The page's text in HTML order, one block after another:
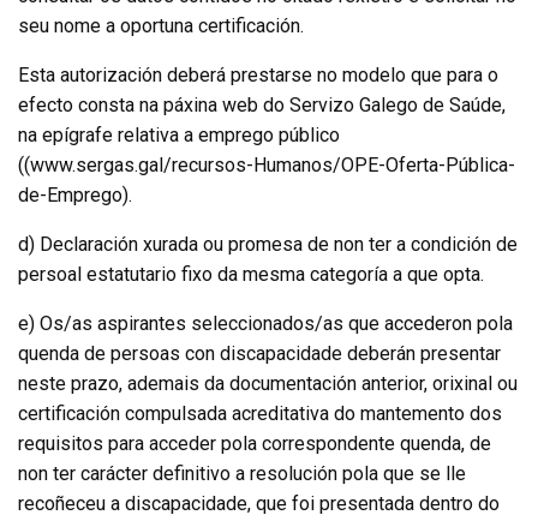
seu nome a oportuna certificación.
Esta autorización deberá prestarse no modelo que para o
efecto consta na páxina web do Servizo Galego de Saúde,
na epígrafe relativa a emprego público
((www.sergas.gal/recursos-Humanos/OPE-Oferta-Pública-
de-Emprego).
d) Declaración xurada ou promesa de non ter a condición de
persoal estatutario fixo da mesma categoría a que opta.
e) Os/as aspirantes seleccionados/as que accederon pola
quenda de persoas con discapacidade deberán presentar
neste prazo, ademais da documentación anterior, orixinal ou
certificación compulsada acreditativa do mantemento dos
requisitos para acceder pola correspondente quenda, de
non ter carácter definitivo a resolución pola que se lle
recoñeceu a discapacidade, que foi presentada dentro do